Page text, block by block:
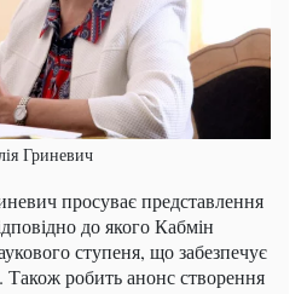
Гриневич
просуває представлення
до якого Кабмін
ступеня, що забезпечує
Також робить анонс створення